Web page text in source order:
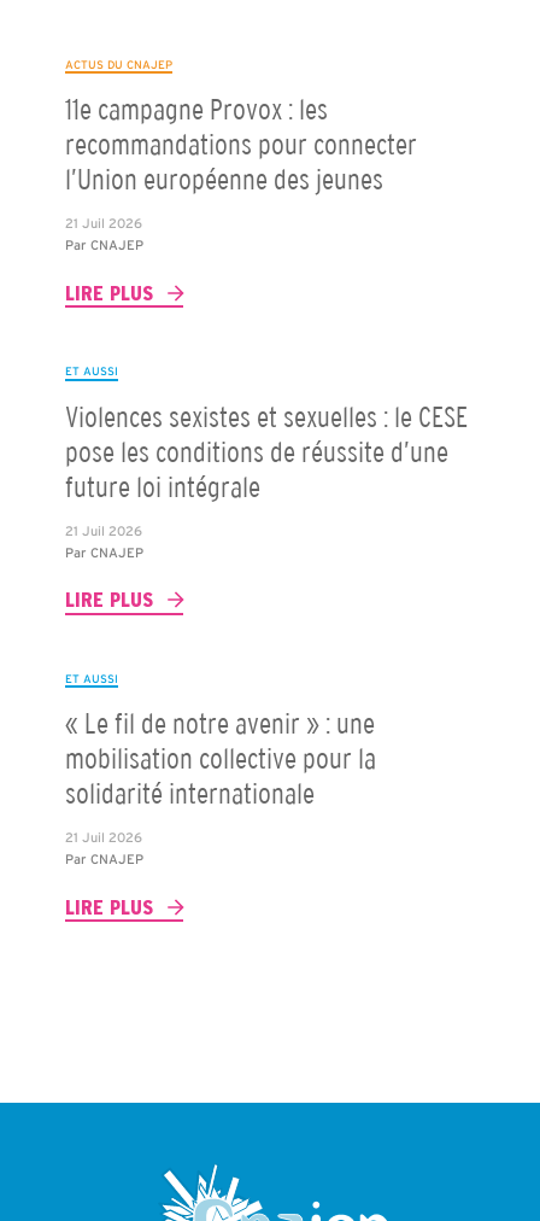
ACTUS DU CNAJEP
11e campagne Provox : les
recommandations pour connecter
l’Union européenne des jeunes
21 Juil 2026
Par CNAJEP
LIRE PLUS
ET AUSSI
Violences sexistes et sexuelles : le CESE
pose les conditions de réussite d’une
future loi intégrale
21 Juil 2026
Par CNAJEP
LIRE PLUS
ET AUSSI
« Le fil de notre avenir » : une
mobilisation collective pour la
solidarité internationale
21 Juil 2026
Par CNAJEP
LIRE PLUS